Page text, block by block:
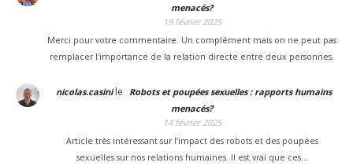
menacés?
19 février 2025
Merci pour votre commentaire. Un complément mais on ne peut pas
remplacer l'importance de la relation directe entre deux personnes.
nicolas.casinile
Robots et poupées sexuelles : rapports humains
menacés?
14 février 2025
Article très intéressant sur l’impact des robots et des poupées
sexuelles sur nos relations humaines. Il est vrai que ces…